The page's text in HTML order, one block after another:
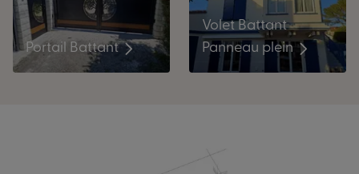
Portail Battant
Volet Battant
Panneau plein